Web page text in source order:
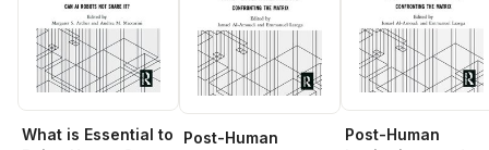
What is Essential to
Post-Human
Post-Human